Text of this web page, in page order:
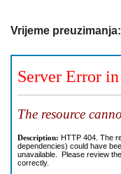
Vrijeme preuzimanja: